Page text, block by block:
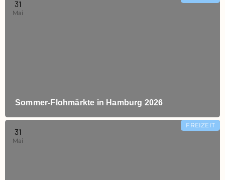
Sommer-Flohmärkte in Hamburg 2026
31
Mai
FREIZEIT
31
Mai